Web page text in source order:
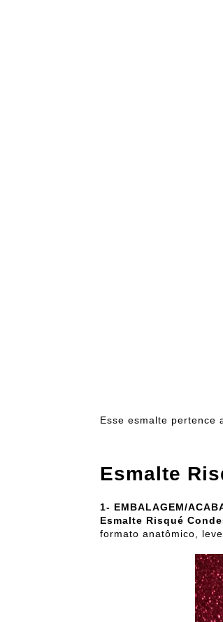
Esse esmalte pertence
Esmalte
1- EMBALAGEM/
Esmalte Risqué
formato anatômico,